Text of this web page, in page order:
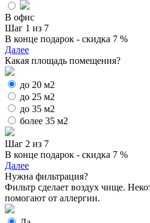
В офис
Шаг 1 из 7
В конце подарок - скидка 7 %
Далее
Какая площадь помещения?
до 20 м2
до 25 м2
до 35 м2
более 35 м2
Шаг 2 из 7
В конце подарок - скидка 7 %
Далее
Нужна фильтрация?
Фильтр сделает воздух чище.
помогают от аллергии.